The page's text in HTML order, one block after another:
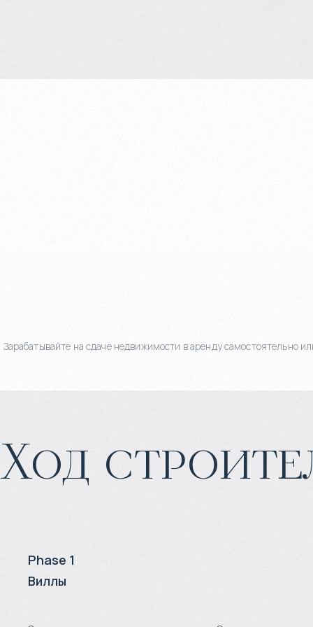
Зарабатывайте на сдаче недвижимости в аренду самостоятельно
Ход
Phase 1
Виллы